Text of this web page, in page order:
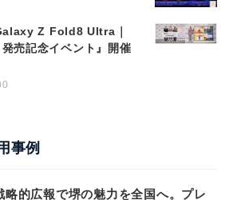
Z Fold8 Ultra｜
売記念イベント』開催
事例
略的広報で堺の魅力を全国へ。プレ